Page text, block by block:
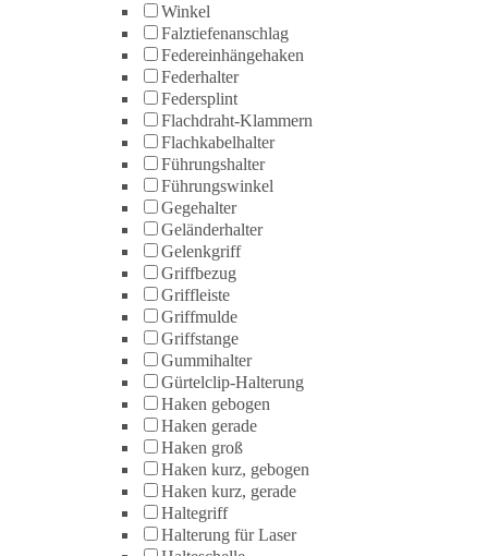
Winkel
Falztiefenanschlag
Federeinhängehaken
Federhalter
Federsplint
Flachdraht-Klammern
Flachkabelhalter
Führungshalter
Führungswinkel
Gegehalter
Geländerhalter
Gelenkgriff
Griffbezug
Griffleiste
Griffmulde
Griffstange
Gummihalter
Gürtelclip-Halterung
Haken gebogen
Haken gerade
Haken groß
Haken kurz, gebogen
Haken kurz, gerade
Haltegriff
Halterung für Laser